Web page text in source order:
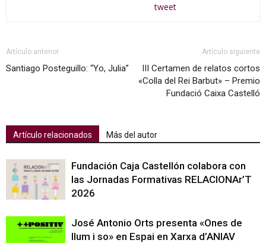
tweet
Artículo anterior
Santiago Posteguillo: “Yo, Julia”
Artículo siguiente
III Certamen de relatos cortos
«Colla del Rei Barbut» – Premio
Fundació Caixa Castelló
Artículo relacionados Más del autor
Fundación Caja Castellón colabora con
las Jornadas Formativas RELACIONAr’T
2026
José Antonio Orts presenta «Ones de
llum i so» en Espai en Xarxa d’ANIAV